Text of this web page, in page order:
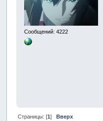
Сообщений: 4222
Страницы: [1 ]
Вверх